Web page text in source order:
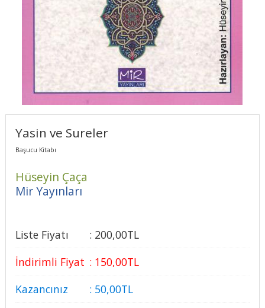
Yasin ve Sureler
Başucu Kitabı
Hüseyin Çaça
Mir Yayınları
Liste Fiyatı : 200,00TL
İndirimli Fiyat : 150,00TL
Kazancınız
: 50,00TL